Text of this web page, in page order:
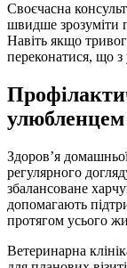
Своєчасна
швидше зрозуміти
Навіть якщо
переконатися, що
улюбленцем
Здоров’я
регулярного
збалансоване
допомагають
протягом усього
Ветеринарна